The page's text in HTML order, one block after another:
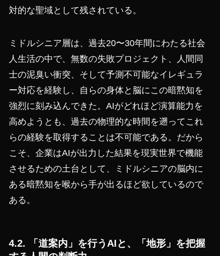
対的な聖域として残されている。
ミドルシニア層は、過去20〜30年間にわたる社会
人生活の中で、無数の失敗プロジェクト、人間同
士の泥臭い衝突、そして予測不可能なイレギュラ
ー対応を経験し、自らの身体と脳にこの暗黙知を
強烈に刻み込んできた。AIがどれほど演算能力を
高めようとも、過去の物理的な時間を遡ってこれ
らの経験を取得することは不可能である。だから
こそ、企業はAIが出力した結果を現実世界で機能
させるための土台として、ミドルシニアの脳内に
ある暗黙知を喉から手が出るほど欲しているので
ある。
4.2. 「道案内」を行うAIと、「地形」を把握